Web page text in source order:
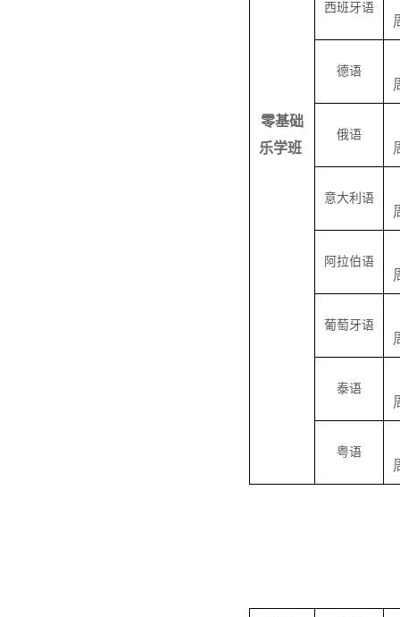
零基础
乐学班
西班牙语
德语
俄语
意大利语
阿拉伯语
葡萄牙语
泰语
粤语